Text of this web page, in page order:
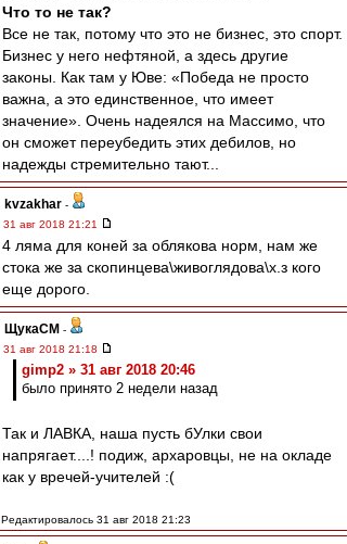
Что то не так?
Все не так, потому что это не бизнес, это спорт.
Бизнес у него нефтяной, а здесь другие
законы. Как там у Юве: «Победа не просто
важна, а это единственное, что имеет
значение». Очень надеялся на Массимо, что
он сможет переубедить этих дебилов, но
надежды стремительно тают...
kvzakhar -
31 авг 2018 21:21
4 ляма для коней за облякова норм, нам же
стока же за скопинцева\живоглядова\х.з кого
еще дорого.
ЩукаСМ -
31 авг 2018 21:18
gimp2 » 31 авг 2018 20:46
было принято 2 недели назад
Так и ЛАВКА, наша пусть бУлки свои
напрягает....! подиж, архаровцы, не на окладе
как у вречей-учителей :(
Редактировалось 31 авг 2018 21:23